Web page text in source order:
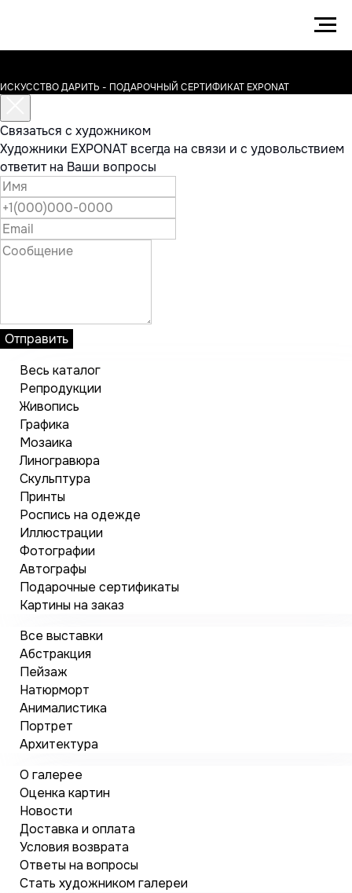
ИСКУССТВО ДАРИТЬ - ПОДАРОЧНЫЙ СЕРТИФИКАТ EXPONAT
Связаться с художником
Художники EXPONAT всегда на связи и с удовольствием
ответит на Ваши вопросы
Отправить
Весь каталог
Репродукции
Живопись
Графика
Мозаика
Линогравюра
Скульптура
Принты
Роспись на одежде
Иллюстрации
Фотографии
Автографы
Подарочные сертификаты
Картины на заказ
Все выставки
Абстракция
Пейзаж
Натюрморт
Анималистика
Портрет
Архитектура
О галерее
Оценка картин
Новости
Доставка и оплата
Условия возврата
Ответы на вопросы
Стать художником галереи